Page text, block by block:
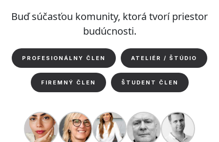
Buď súčasťou komunity, ktorá tvorí priestor
budúcnosti.
PROFESIONÁLNY ČLEN ATELIÉR / ŠTÚDIO
FIREMNÝ ČLEN ŠTUDENT ČLEN